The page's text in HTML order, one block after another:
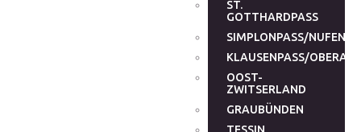
ST.
GOTTHARDPASS
SIMPLONPASS/
KLAUSENPASS/
OOST-
ZWITSERLAND
GRAUBÜNDEN